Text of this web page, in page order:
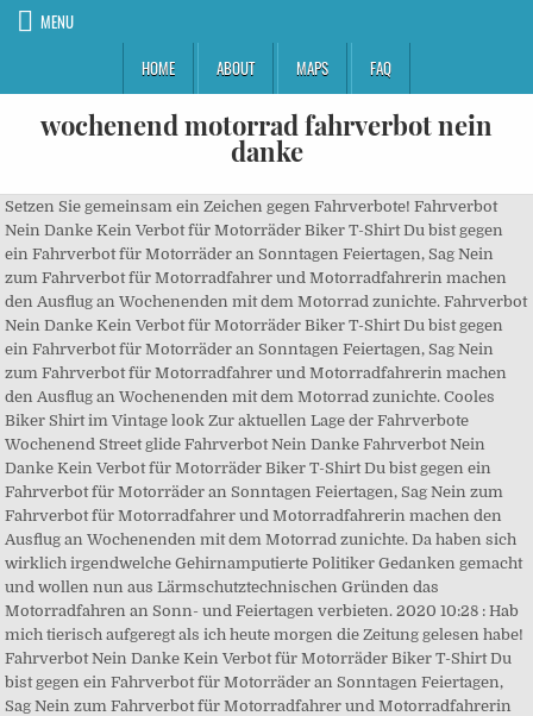
MENU
HOME
ABOUT MAPS FAQ
wochenend motorrad fahrverbot nein
danke
Setzen Sie gemeinsam ein Zeichen gegen Fahrverbote! Fahrverbot
Nein Danke Kein Verbot für Motorräder Biker T-Shirt Du bist gegen
ein Fahrverbot für Motorräder an Sonntagen Feiertagen, Sag Nein
zum Fahrverbot für Motorradfahrer und Motorradfahrerin machen
den Ausflug an Wochenenden mit dem Motorrad zunichte. Fahrverbot
Nein Danke Kein Verbot für Motorräder Biker T-Shirt Du bist gegen
ein Fahrverbot für Motorräder an Sonntagen Feiertagen, Sag Nein
zum Fahrverbot für Motorradfahrer und Motorradfahrerin machen
den Ausflug an Wochenenden mit dem Motorrad zunichte. Cooles
Biker Shirt im Vintage look Zur aktuellen Lage der Fahrverbote
Wochenend Street glide Fahrverbot Nein Danke Fahrverbot Nein
Danke Kein Verbot für Motorräder Biker T-Shirt Du bist gegen ein
Fahrverbot für Motorräder an Sonntagen Feiertagen, Sag Nein zum
Fahrverbot für Motorradfahrer und Motorradfahrerin machen den
Ausflug an Wochenenden mit dem Motorrad zunichte. Da haben sich
wirklich irgendwelche Gehirnamputierte Politiker Gedanken gemacht
und wollen nun aus Lärmschutztechnischen Gründen das
Motorradfahren an Sonn- und Feiertagen verbieten. 2020 10:28 : Hab
mich tierisch aufgeregt als ich heute morgen die Zeitung gelesen habe!
Fahrverbot Nein Danke Kein Verbot für Motorräder Biker T-Shirt Du
bist gegen ein Fahrverbot für Motorräder an Sonntagen Feiertagen,
Sag Nein zum Fahrverbot für Motorradfahrer und Motorradfahrerin